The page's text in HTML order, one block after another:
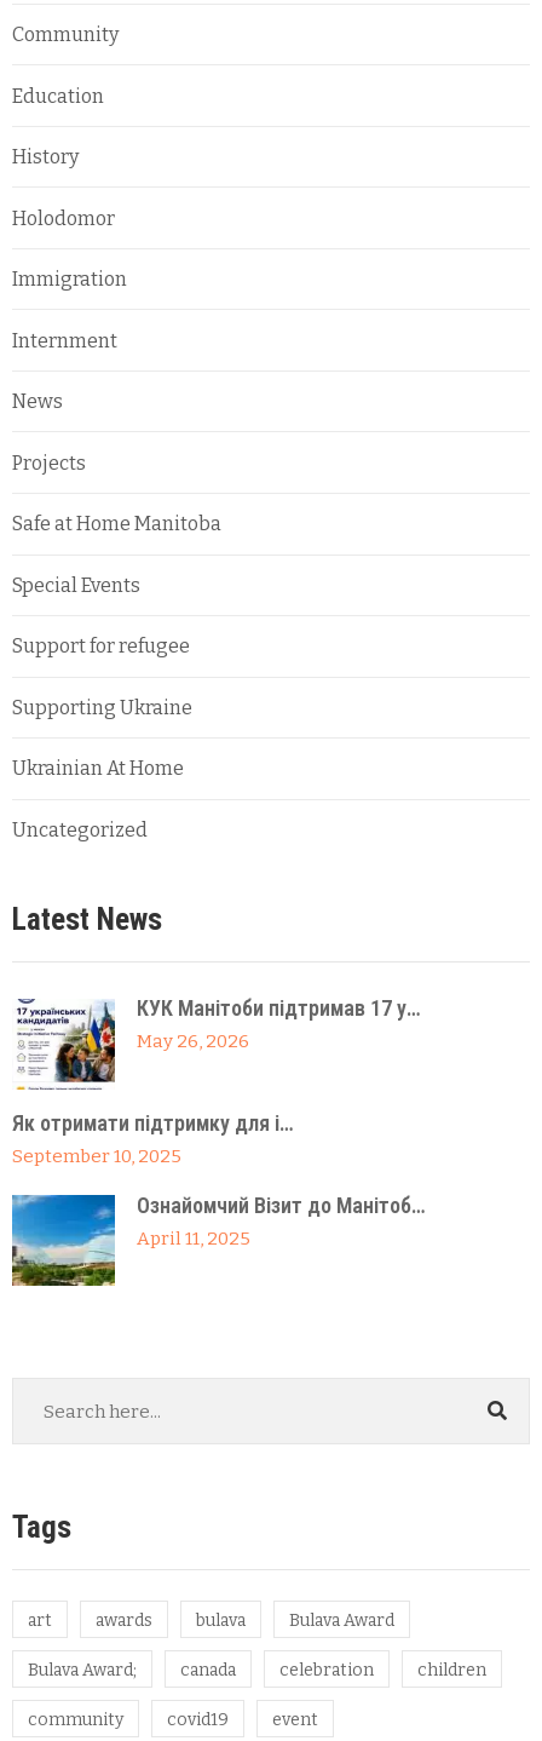
Community
Education
History
Holodomor
Immigration
Internment
News
Projects
Safe at Home Manitoba
Special Events
Support for refugee
Supporting Ukraine
Ukrainian At Home
Uncategorized
Latest News
КУК Манітоби підтримав 17 у…
May 26, 2026
Як отримати підтримку для і…
September 10, 2025
Ознайомчий Візит до Манітоб…
April 11, 2025
Tags
art awards bulava Bulava Award
Bulava Award; canada celebration children
community covid19 event